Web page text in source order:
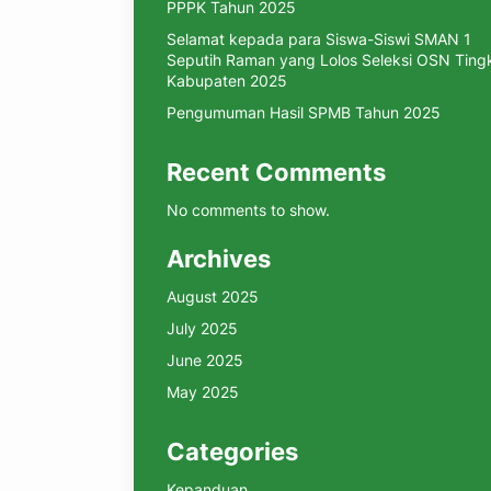
PPPK Tahun 2025
Selamat kepada para Siswa-Siswi SMAN 1
Seputih Raman yang Lolos Seleksi OSN
Kabupaten 2025
Pengumuman Hasil SPMB Tahun 2025
Recent Comments
No comments to show.
Archives
August 2025
July 2025
June 2025
May 2025
Categories